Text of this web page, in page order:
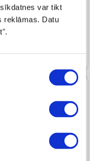
var tikt
reklāmas. Datu
119.99